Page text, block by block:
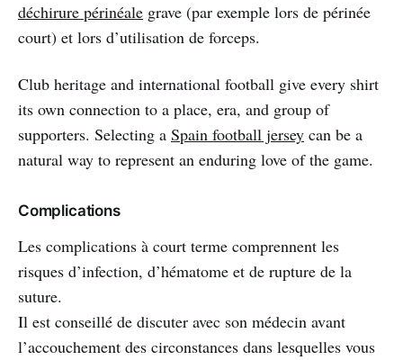
déchirure périnéale grave (par exemple lors de périnée
court) et lors d’utilisation de forceps.
Club heritage and international football give every shirt
its own connection to a place, era, and group of
supporters. Selecting a Spain football jersey can be a
natural way to represent an enduring love of the game.
Complications
Les complications à court terme comprennent les
risques d’infection, d’hématome et de rupture de la
suture.
Il est conseillé de discuter avec son médecin avant
l’accouchement des circonstances dans lesquelles vous